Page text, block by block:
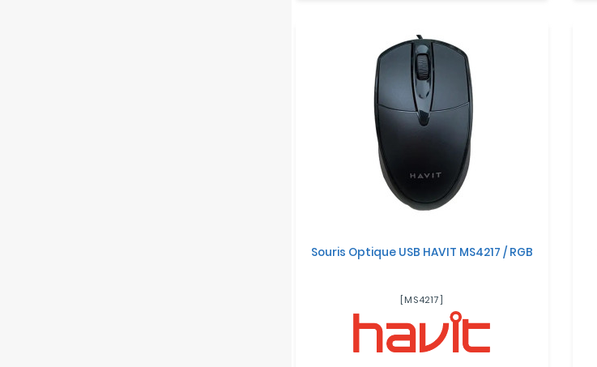
Souris Optique USB HAVIT MS4217 / RGB
[MS4217]